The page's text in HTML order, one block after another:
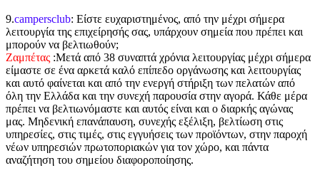
9.campersclub: Είστε ευχαριστημένος, από την μέχρι σήμερα
λειτουργία της επιχείρησής σας, υπάρχουν σημεία που πρέπει και
μπορούν να βελτιωθούν;
Ζαμπέτας :Μετά από 38 συναπτά χρόνια λειτουργίας μέχρι σήμερα
είμαστε σε ένα αρκετά καλό επίπεδο οργάνωσης και λειτουργίας
και αυτό φαίνεται και από την ενεργή στήριξη των πελατών από
όλη την Ελλάδα και την συνεχή παρουσία στην αγορά. Κάθε μέρα
πρέπει να βελτιωνόμαστε και αυτός είναι και ο διαρκής αγώνας
μας. Μηδενική επανάπαυση, συνεχής εξέλιξη, βελτίωση στις
υπηρεσίες, στις τιμές, στις εγγυήσεις των προϊόντων, στην παροχή
νέων υπηρεσιών πρωτοποριακών για τον χώρο, και πάντα
αναζήτηση του σημείου διαφοροποίησης.